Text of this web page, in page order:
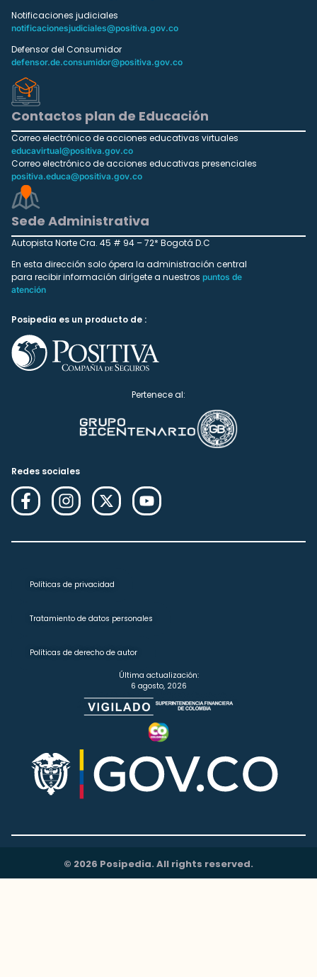
Notificaciones judiciales
notificacionesjudiciales@positiva.gov.co
Defensor del Consumidor
defensor.de.consumidor@positiva.gov.co
Contactos plan de Educación
Correo electrónico de acciones educativas virtuales
educavirtual@positiva.gov.co
Correo electrónico de acciones educativas presenciales
positiva.educa@positiva.gov.co
Sede Administrativa
Autopista Norte Cra. 45 # 94 – 72* Bogotá D.C
En esta dirección solo ópera la administración central
para recibir información dirígete a nuestros puntos de
atención
Posipedia es un producto de :
Pertenece al:
Redes sociales
Políticas de privacidad
Tratamiento de datos personales
Políticas de derecho de autor
Última actualización:
6 agosto, 2026
© 2026 Posipedia. All rights reserved.